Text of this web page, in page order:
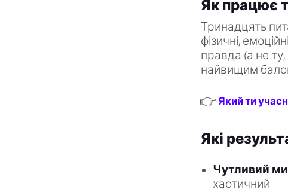
Як працює
Тринадцять
фізичні,
правда (а не
найвищим
👉 Який ти
Які
Чутливий
хаотичний